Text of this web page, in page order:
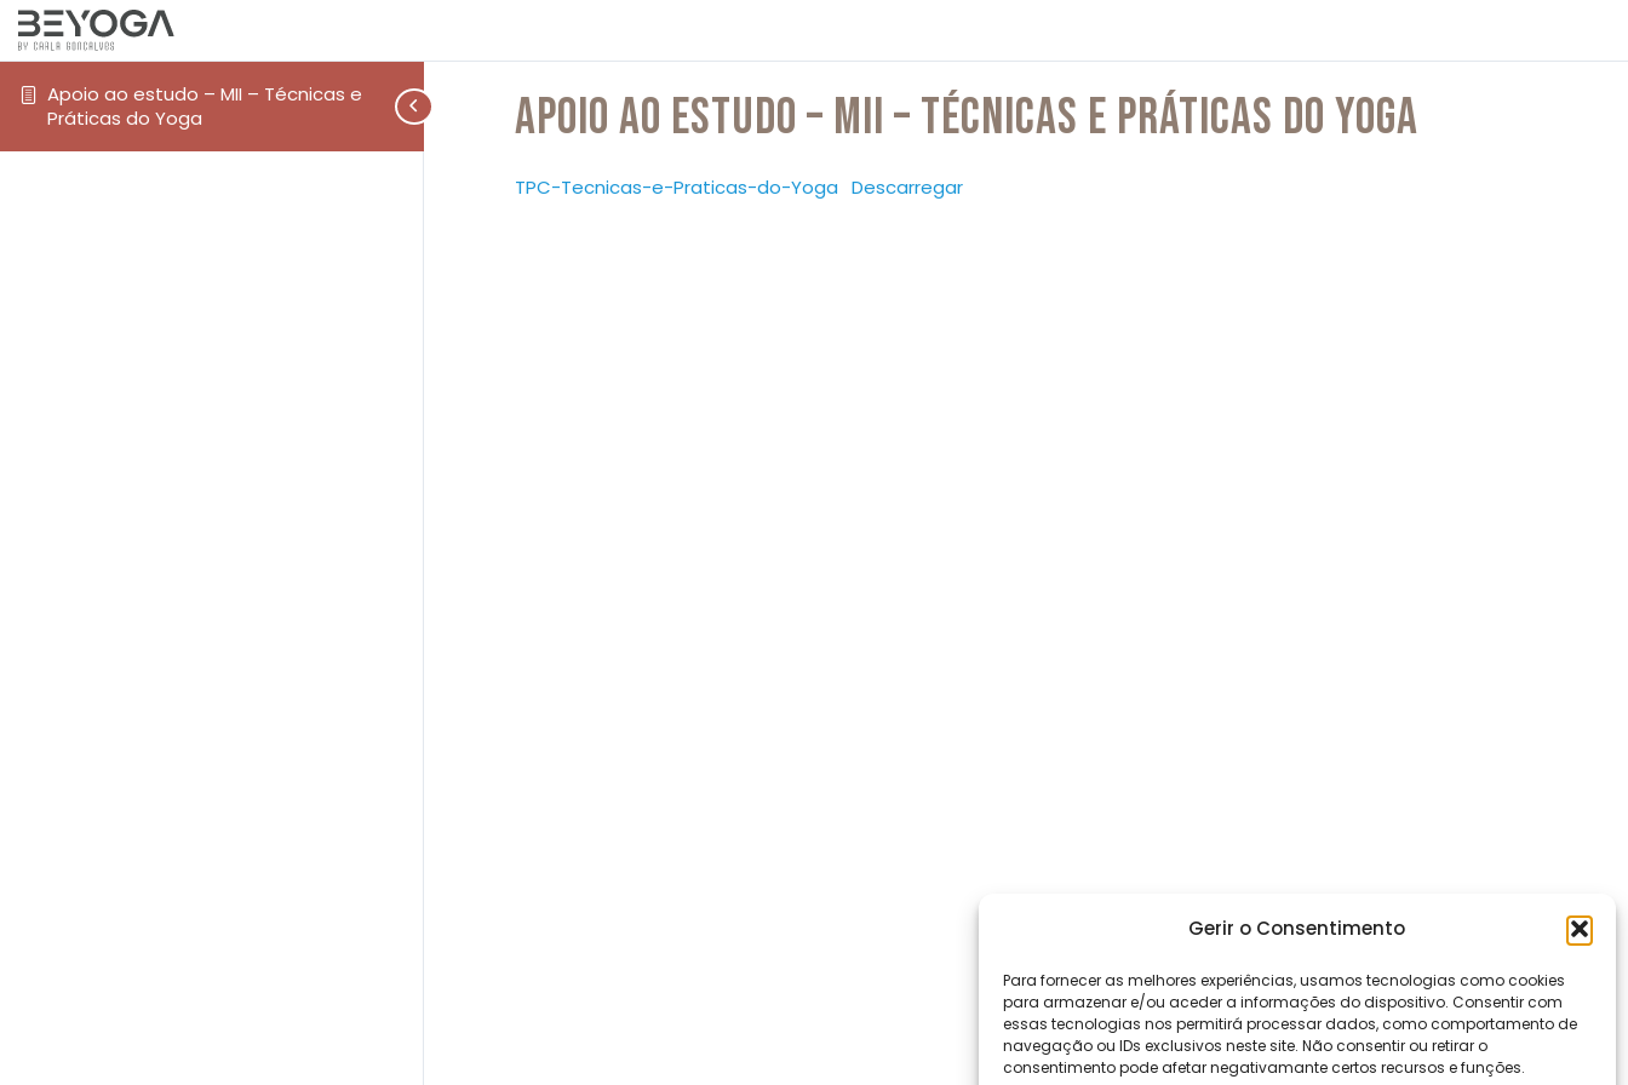
Gerir o Consentimento
Para fornecer as melhores experiências, usamos tecnologias como cookies
para armazenar e/ou aceder a informações do dispositivo. Consentir com
essas tecnologias nos permitirá processar dados, como comportamento de
navegação ou IDs exclusivos neste site. Não consentir ou retirar o
consentimento pode afetar negativamante certos recursos e funções.
Apoio ao estudo – MII – Técnicas e
Práticas do Yoga
APOIO AO ESTUDO – MII – TÉCNICAS E PRÁTICAS DO YOGA
TPC-Tecnicas-e-Praticas-do-Yoga Descarregar